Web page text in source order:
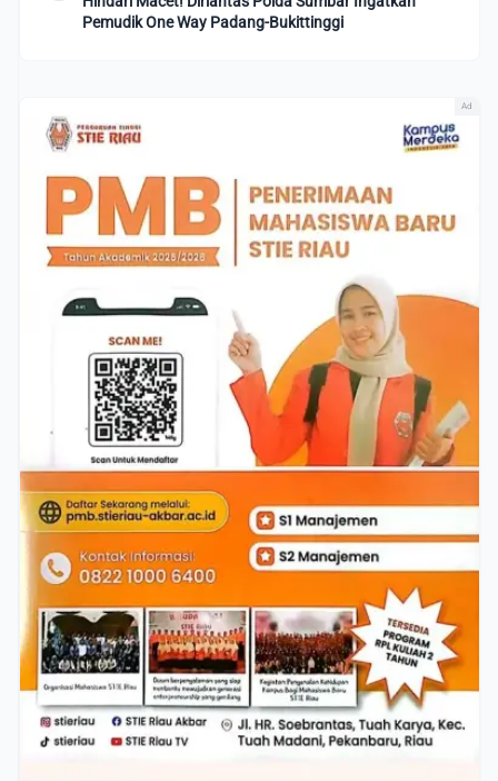
Pemudik One Way Padang-Bukittinggi
Ad